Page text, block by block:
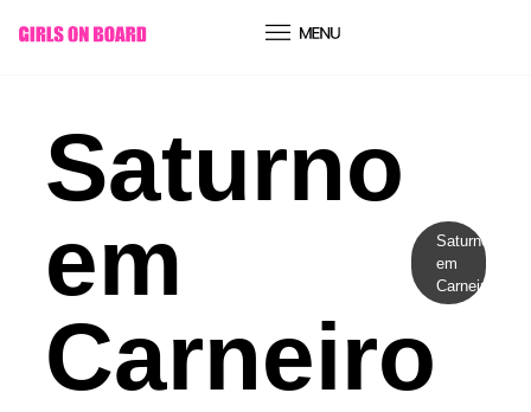
conteúdo
Saturno
em
Carneiro
Saturno
em
Carneiro